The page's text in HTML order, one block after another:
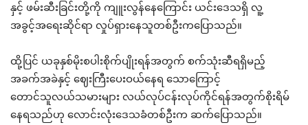
နှင့် ဖမ်းဆီးခြင်းတို့ကို ကျူးလွန်နေကြောင်း ယင်းဒေသရှိ လူ့
အခွင့်အရေးဆိုင်ရာ လှုပ်ရှားနေသူတစ်ဦးကပြောသည်။
ထို့ပြင် ယခုနှစ်မိုးစပါးစိုက်ပျိုးရန်အတွက် စက်သုံးဆီရရှိမည့်
အခက်အခဲနှင့် ဈေးကြီးပေးဝယ်နေရ သောကြောင့်
တောင်သူလယ်သမားများ လယ်လုပ်ငန်းလုပ်ကိုင်ရန်အတွက်စိုးရိမ်
နေရသည်ဟု လောင်းလုံးဒေသခံတစ်ဦးက ဆက်ပြောသည်။